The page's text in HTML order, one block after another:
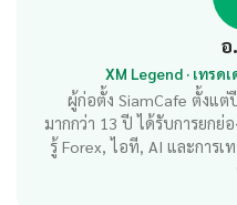
XM Legend · เทร
ผู้ก่อตั้ง SiamCafe ตั้งแต่
มากกว่า 13 ปี ได้รับการยกย่
รู้ Forex, ไอที, AI และการ